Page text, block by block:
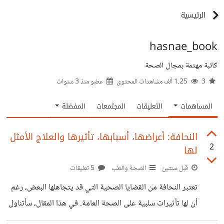
الرئيسية
hasnae_book
كاتبة مهتمة بمجال الصحة
عضو منذ3 سنوات
المساهمات التعليقات المجتمعات المفضلة
2
النحافة: أعراضها، أسبابها، تأثيرها والعلاج الأمثل
لها
قبل سنتين الصحة والطب
تعتبر النحافة من القضايا الصحية التي قد يتجاهلها البعض، رغم
أن لها تأثيرات سلبية على الصحة العامة. في هذا المقال، سأتناول
أعراض النحافة، أسبابها، تأثيرها على الجسم، وسبل مكافحتها.